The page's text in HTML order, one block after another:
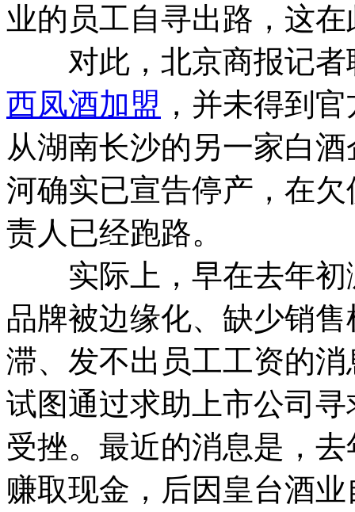
业的员工自寻出路，这
对此，北京商报记者
西凤酒加盟 ，并未得到
从湖南长沙的另一家白
河确实已宣告停产，在
责人已经跑路。
实际上，早在去年初
品牌被边缘化、缺少销
滞、发不出员工工资的
试图通过求助上市公司
受挫。最近的消息是，
赚取现金，后因皇台酒